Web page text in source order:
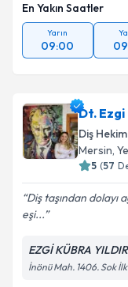
En Yakın Saatler
Yarın
09:00
Dt. Ezgi
Diş
Mersin,
5 (57
Diş taşından dolayı
eşi...
EZGİ KÜBRA
İnönü Mah. 1406. Sok